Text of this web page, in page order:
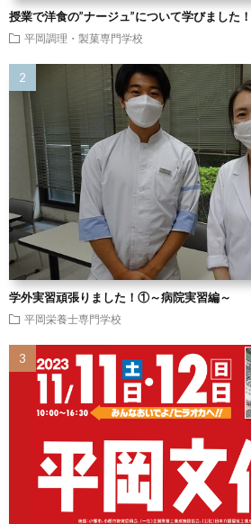
授業で洋食の”ナージュ”について学びました！
平岡調理・製菓専門学校
学外実習頑張りました！①～病院実習編～
平岡栄養士専門学校